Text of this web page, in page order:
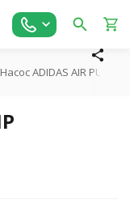
Насос ADIDAS AIR PUMP